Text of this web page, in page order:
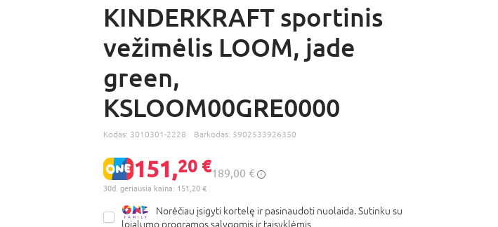
KINDERKRAFT sportinis
vežimėlis LOOM, jade
green,
KSLOOM00GRE0000
Kodas: 3010301-2228 Barkodas: 5902533926350
151,20 €189,00 €
30d. geriausia kaina: 151,20 €
Norėčiau įsigyti kortelę ir pasinaudoti nuolaida. Sutinku su
lojalumo programossąlygomis ir taisyklėmis